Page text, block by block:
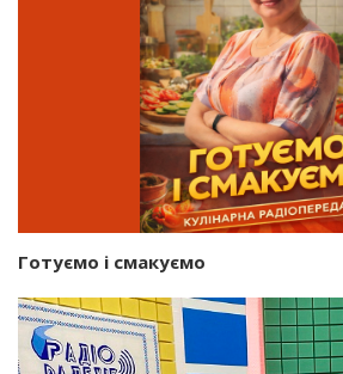
Готуємо і смакуємо